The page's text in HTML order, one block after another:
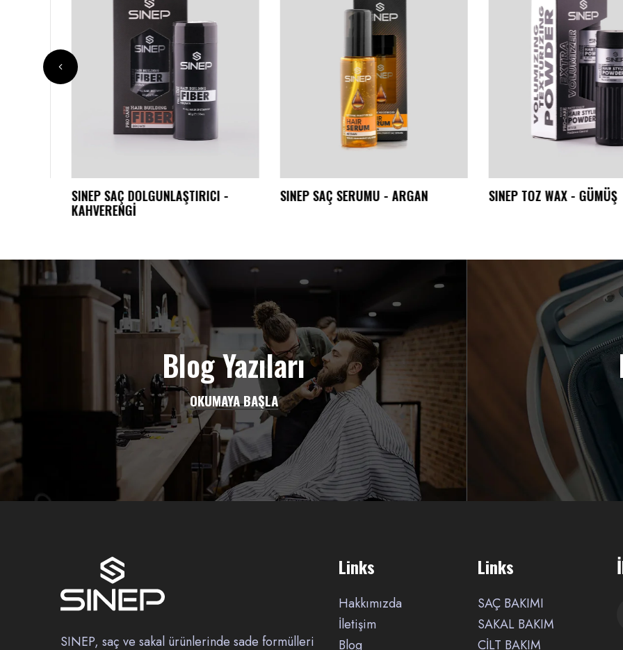
SINEP SAÇ DOLGUNLAŞTIRICI -
KAHVERENGİ
SINEP SAÇ SERUMU - ARGAN SINEP TOZ WAX - GÜMÜŞ
Blog Yazıları
OKUMAYA BAŞLA
SINEP, saç ve sakal ürünlerinde sade formülleri
Links
Hakkımızda
İletişim
Blog
Links
SAÇ BAKIMI
SAKAL BAKIM
CİLT BAKIM